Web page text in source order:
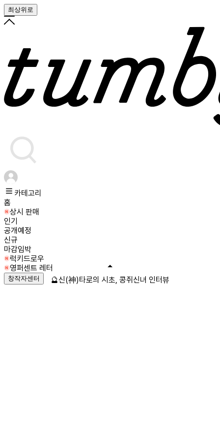
최상위로
카테고리
홈
상시 판매
인기
공개예정
신규
마감임박
럭키드로우
영퍼센트 레터
창작자센터 🔮신(神)타로의 시초, 콩쥐신녀 인터뷰